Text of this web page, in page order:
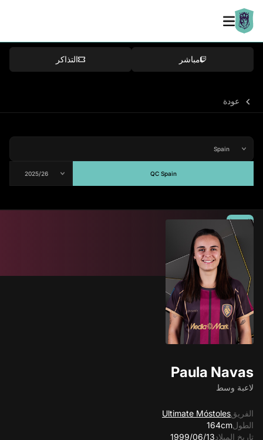
مباشر التذاكر
عودة
QC Spain
Paula Navas
لاعبة وسط
الفريقUltimate Móstoles
الطول164cm
تاريخ الميلاد13‏/06‏/1999
المتوسط
82